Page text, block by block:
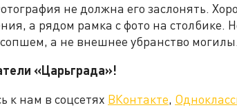
не должна его заслонять.
а рядом рамка с фото на столбике.
а не внешнее убранство могилы.
«Царьграда»!
к нам в соцсетях ВКонтакте,